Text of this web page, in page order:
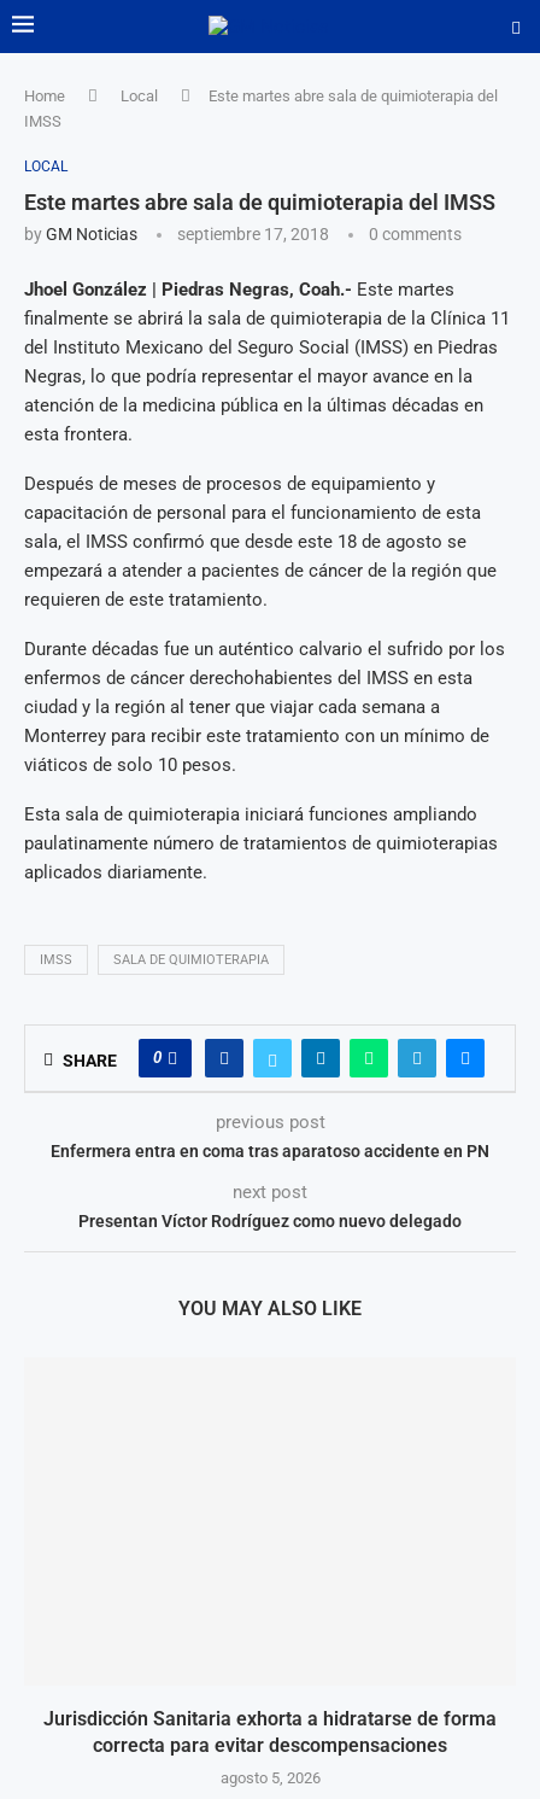
Home Local
Este martes abre sala de quimioterapia del
IMSS
LOCAL
Este martes abre sala de quimioterapia del IMSS
byGM Noticias septiembre 17, 2018 0 comments
Jhoel González | Piedras Negras, Coah.- Este martes
finalmente se abrirá la sala de quimioterapia de la Clínica 11
del Instituto Mexicano del Seguro Social (IMSS) en Piedras
Negras, lo que podría representar el mayor avance en la
atención de la medicina pública en la últimas décadas en
esta frontera.
Después de meses de procesos de equipamiento y
capacitación de personal para el funcionamiento de esta
sala, el IMSS confirmó que desde este 18 de agosto se
empezará a atender a pacientes de cáncer de la región que
requieren de este tratamiento.
Durante décadas fue un auténtico calvario el sufrido por los
enfermos de cáncer derechohabientes del IMSS en esta
ciudad y la región al tener que viajar cada semana a
Monterrey para recibir este tratamiento con un mínimo de
viáticos de solo 10 pesos.
Esta sala de quimioterapia iniciará funciones ampliando
paulatinamente número de tratamientos de quimioterapias
aplicados diariamente.
IMSS SALA DE QUIMIOTERAPIA
SHARE 0
previous post
Enfermera entra en coma tras aparatoso accidente en PN
next post
Presentan Víctor Rodríguez como nuevo delegado
YOU MAY ALSO LIKE
Jurisdicción Sanitaria exhorta a hidratarse de forma
correcta para evitar descompensaciones
agosto 5, 2026